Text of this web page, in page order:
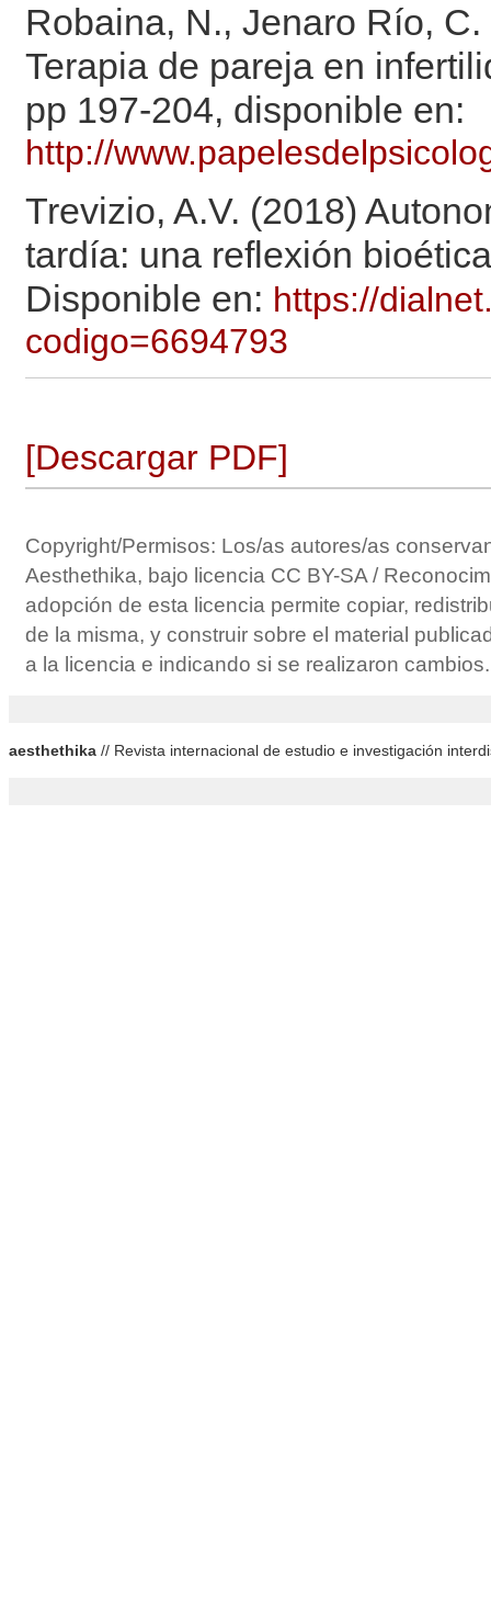
Robaina, N., Jenaro Río,
Terapia de pareja en
pp 197-204, disponible en:
http://
Trevizio, A.V. (2018)
tardía: una reflexión
Disponible en: https://
codigo=6694793
[Descargar PDF]
Copyright/Permisos: Los/as autores/as
Aesthethika, bajo licencia CC BY-SA /
adopción de esta licencia permite copiar,
de la misma, y construir sobre el material
a la licencia e indicando si se realizaron cambios.
aesthethika // Revista internacional de estudio e investigación